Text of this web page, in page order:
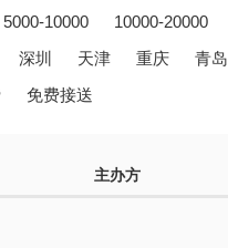
5000-10000 10000-20000
深圳 天津 重庆 青岛
免费接送
主办方